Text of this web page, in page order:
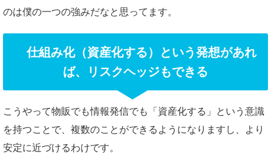
のは僕の一つの強みだなと思ってます。
仕組み化（資産化する）という発想があれ
ば、リスクヘッジもできる
こうやって物販でも情報発信でも「資産化する」という意識
を持つことで、複数のことができるようになりますし、より
安定に近づけるわけです。